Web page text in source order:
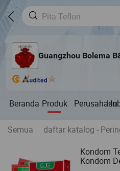
Guangzhou Bolema
Beranda Produk Perusahaan
Semua daftar katalog -
Kondom
Kondom